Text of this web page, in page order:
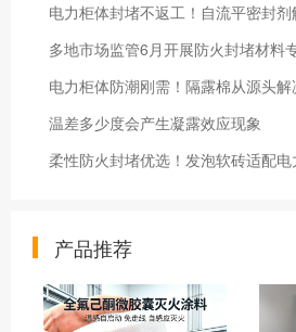
电力柜体封堵不返工！自流平密封
电力柜体防潮刚需！隔露棉从源头
温差多少度会产生凝露效应现象
柔性防火封堵优选！发泡软砖适配
产品推荐